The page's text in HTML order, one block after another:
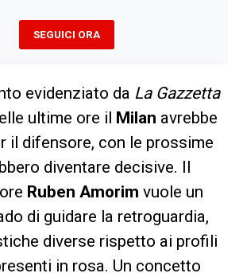
SEGUICI ORA
evidenziato da La Gazzetta
ultime ore il Milan avrebbe
il difensore, con le prossime
diventare decisive. Il
Ruben Amorim vuole un
di guidare la retroguardia,
diverse rispetto ai profili
in rosa. Un concetto